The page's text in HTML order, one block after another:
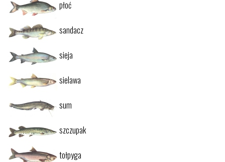
płoć
sandacz
sieja
sielawa
sum
szczupak
tołpyga